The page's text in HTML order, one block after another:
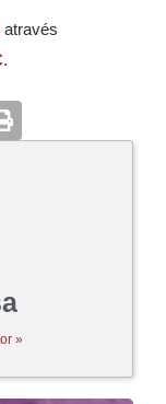
através
.
»